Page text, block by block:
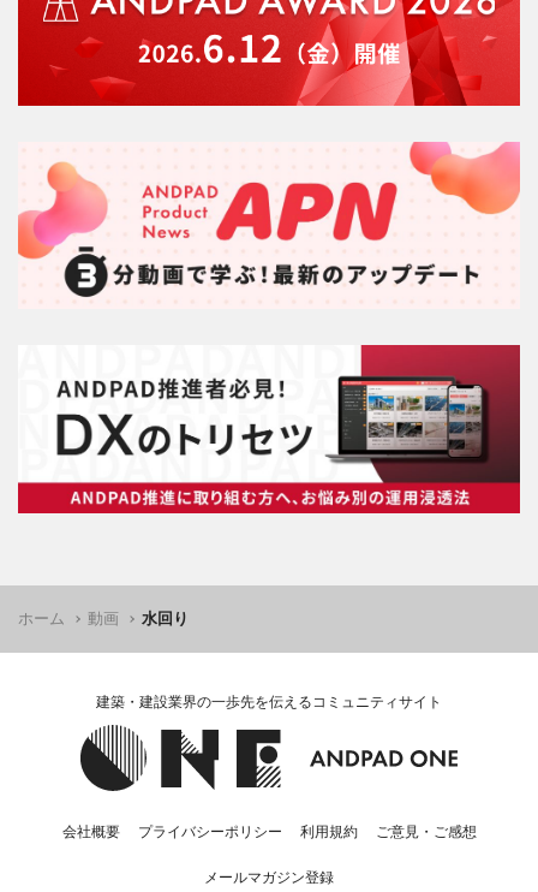
ホーム 動画 水回り
建築・建設業界の一歩先を伝えるコミュニティサイト
会社概要 プライバシーポリシー 利用規約 ご意見・ご感想
メールマガジン登録